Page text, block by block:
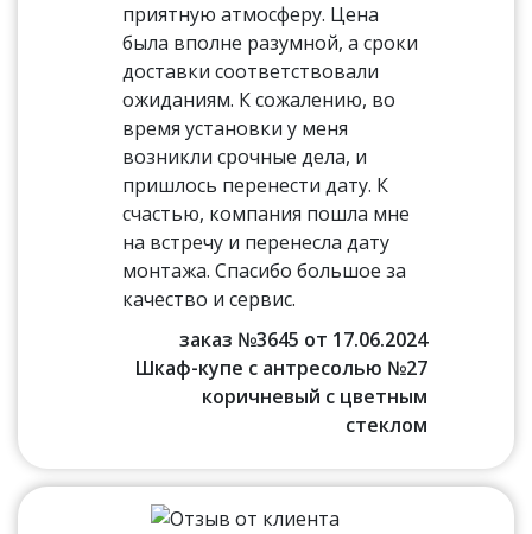
приятную атмосферу. Цена
была вполне разумной, а сроки
доставки соответствовали
ожиданиям. К сожалению, во
время установки у меня
возникли срочные дела, и
пришлось перенести дату. К
счастью, компания пошла мне
на встречу и перенесла дату
монтажа. Спасибо большое за
качество и сервис.
заказ №3645 от 17.06.2024
Шкаф-купе с антресолью №27
коричневый с цветным
стеклом